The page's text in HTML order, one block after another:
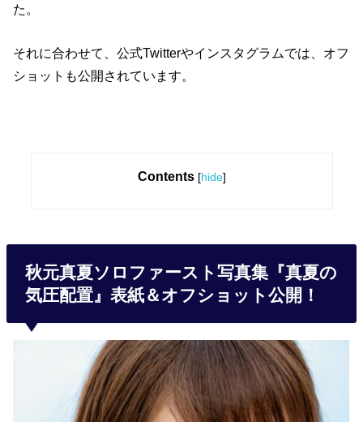
た。
それに合わせて、公式Twitterやインスタグラムでは、オフ
ショットも公開されています。
Contents [hide]
秋元真夏ソロファースト写真集『真夏の
気圧配置』表紙＆オフショット公開！